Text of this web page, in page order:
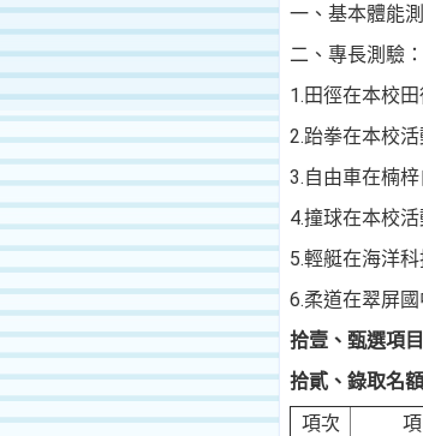
一、基本體能
二、專長測驗：
1.田徑在本校田
2.跆拳在本校
3.自由車在楠
4.撞球在本校
5.輕艇在海洋
6.柔道在翠屏
拾壹、甄選項目
拾貳、錄取名額
項次
項